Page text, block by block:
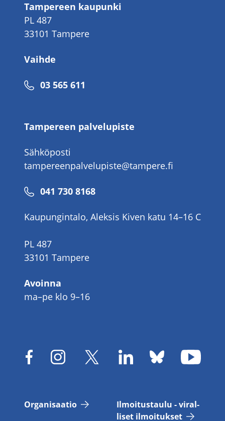
Tampereen kaupunki
PL 487
33101 Tampere
Vaihde
Puhelinnumero
03 565 611
Tampereen palvelupiste
Sähköposti
tampereenpalvelupiste@tampere.fi
Puhelinnumero
041 730 8168
Kaupungintalo, Aleksis Kiven katu 14–16 C
PL 487
33101 Tampere
Avoinna
ma–pe klo 9–16
Or­ga­ni­saa­tio
Il­moi­tus­tau­lu - vi­ral­
li­set il­moi­tuk­set